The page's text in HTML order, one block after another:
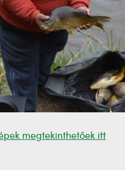
megtekinthetőek itt